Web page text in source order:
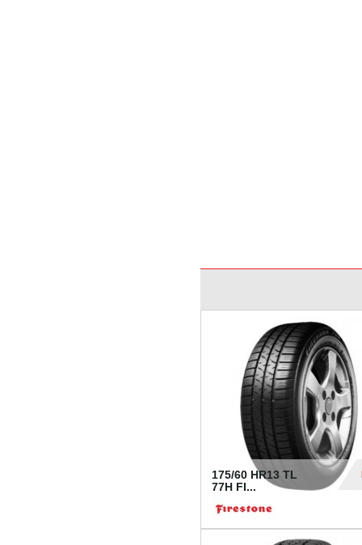
175/60 HR13 TL
77H FI...